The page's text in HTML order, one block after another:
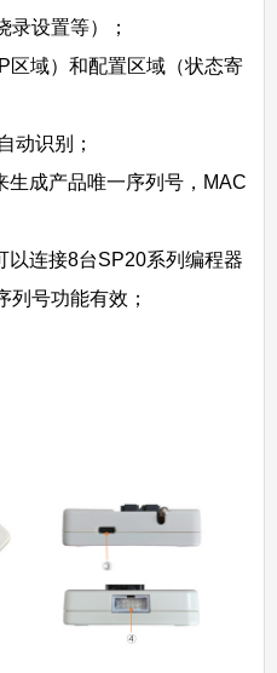
录设置等）；
区域）和配置区域（状态寄
动识别；
生成产品唯一序列号，MAC
以连接8台SP20系列编程器
列号功能有效；